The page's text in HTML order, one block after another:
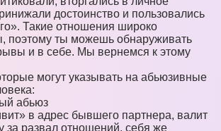
достоинство и пользовались
Такие отношения широко
поэтому ты можешь обнаруживать
и в себе. Мы вернемся к этому
могут указывать на абьюзивные
в адрес бывшего партнера, валит
за развал отношений, себя же